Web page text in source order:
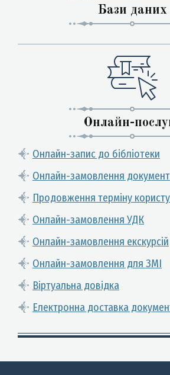
Бази даних
Онлайн-
Онлайн-запис до бібліотеки
Онлайн-замовлення
Продовження терміну
Онлайн-замовлення УДК
Онлайн-замовлення екскурсій
Онлайн-замовлення для ЗМІ
Віртуальна довідка
Електронна доставка